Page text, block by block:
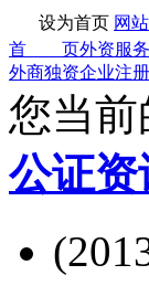
设为首页 网
首 页外资服
外商独资企业注册
您当前
公证资